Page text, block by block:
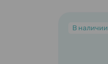
В наличии